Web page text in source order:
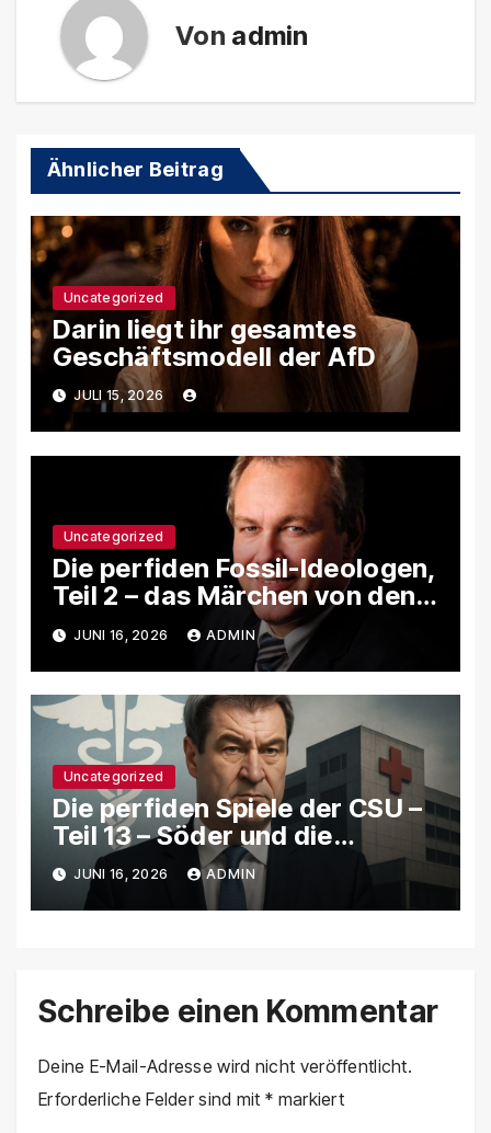
Von admin
Ähnlicher Beitrag
Uncategorized
Darin liegt ihr gesamtes
Geschäftsmodell der AfD
JULI 15, 2026
Uncategorized
Die perfiden Fossil-Ideologen,
Teil 2 – das Märchen von den
eFuels
JUNI 16, 2026 ADMIN
Uncategorized
Die perfiden Spiele der CSU –
Teil 13 – Söder und die
Pharma- & Gesundheitslobby
JUNI 16, 2026 ADMIN
Schreibe einen Kommentar
Deine E-Mail-Adresse wird nicht veröffentlicht.
Erforderliche Felder sind mit* markiert